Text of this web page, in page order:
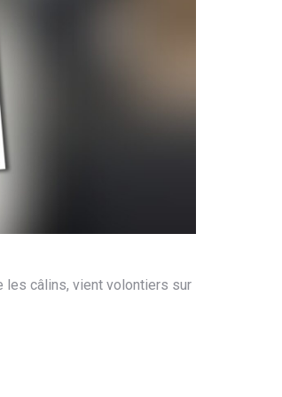
les câlins, vient volontiers sur